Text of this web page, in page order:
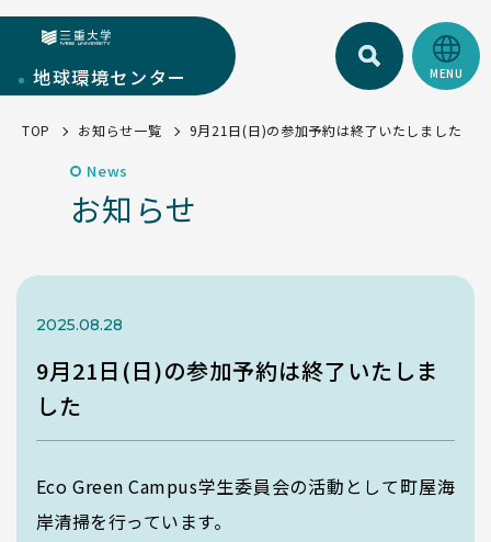
地球環境センター
検索
地球環境センターについて
センターについて
トピックス一覧
環境・SDGsマネジメントシステム
環境・情報科学館1F利用案内
部門紹介
町屋海岸清掃
SciLets
MIEUポイント
TOP お知らせ一覧 9月21日(日)の参加予約は終了いたしました
News
お知らせ
2025.08.28
9月21日(日)の参加予約は終了いたしま
した
Eco Green Campus学生委員会の活動として町屋海
岸清掃を行っています。